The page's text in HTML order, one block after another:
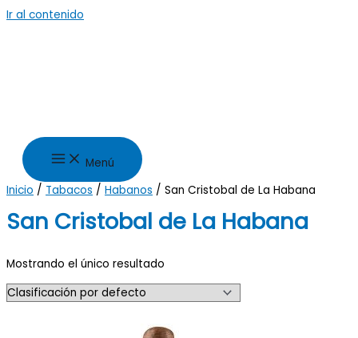
Ir al contenido
Menú
Inicio / Tabacos / Habanos / San Cristobal de La Habana
San Cristobal de La Habana
Mostrando el único resultado